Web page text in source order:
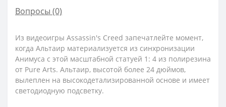
Вопросы (0)
Из видеоигры Assassin's Creed запечатлейте момент,
когда Альтаир материализуется из синхронизации
Анимуса с этой масштабной статуей 1: 4 из полирезина
от Pure Arts. Альтаир, высотой более 24 дюймов,
вылеплен на высокодетализированной основе и имеет
светодиодную подсветку.